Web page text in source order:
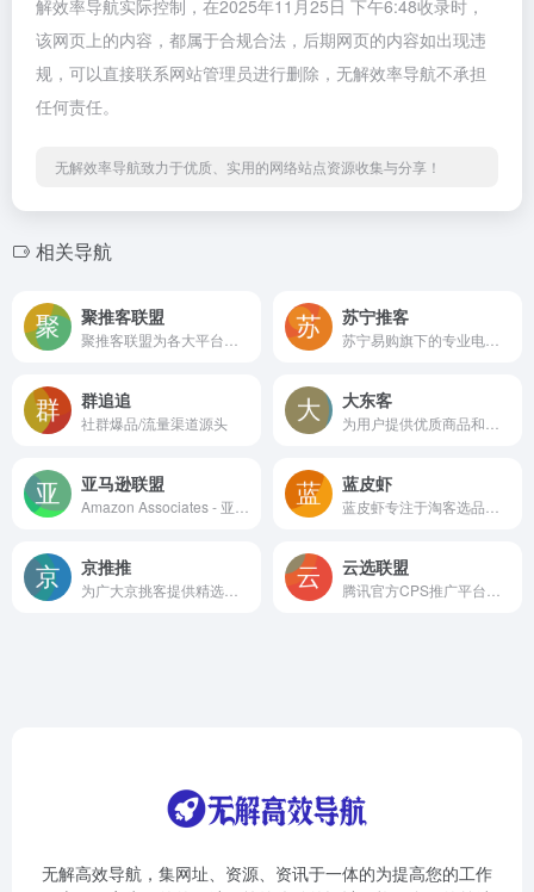
解效率导航实际控制，在2025年11月25日 下午6:48收录时，
该网页上的内容，都属于合规合法，后期网页的内容如出现违
规，可以直接联系网站管理员进行删除，无解效率导航不承担
任何责任。
无解效率导航致力于优质、实用的网络站点资源收集与分享！
相关导航
聚推客联盟 苏宁推客
群追追
社群爆品/流量渠道源头
大东客
亚马逊联盟 蓝皮虾
京推推 云选联盟
无解高效导航，集网址、资源、资讯于一体的为提高您的工作